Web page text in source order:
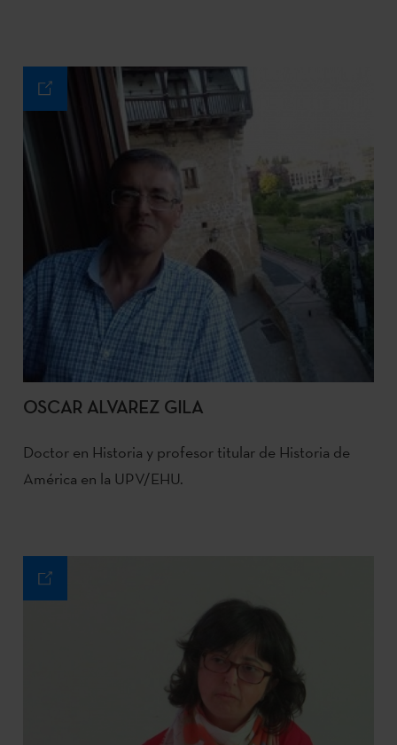
OSCAR ALVAREZ GILA
Doctor en Historia y profesor titular de Historia de
América en la UPV/EHU.